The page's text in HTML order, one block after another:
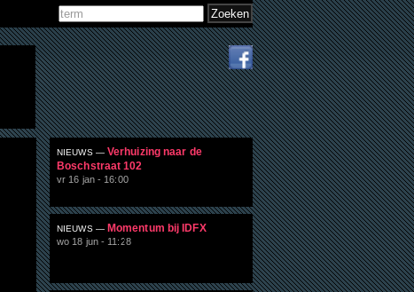
Zoekveld
Zoeken
NIEUWS — Verhuizing naar de
Boschstraat 102
vr 16 jan - 16:00
NIEUWS — Momentum bij IDFX
wo 18 jun - 11:28